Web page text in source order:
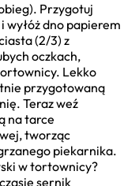
Przygotuj
dno papierem
(2/3) z
oczkach,
Lekko
przygotowaną
Teraz weź
na tarce
tworząc
piekarnika.
w tortownicy?
sernik